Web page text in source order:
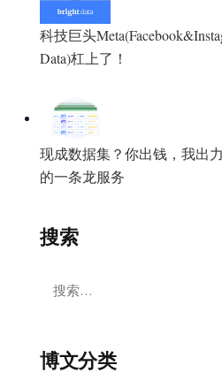
科技巨头
Data)杠上了！
现成数据集？你出钱，我出
的一条龙服务
搜索
博文分类